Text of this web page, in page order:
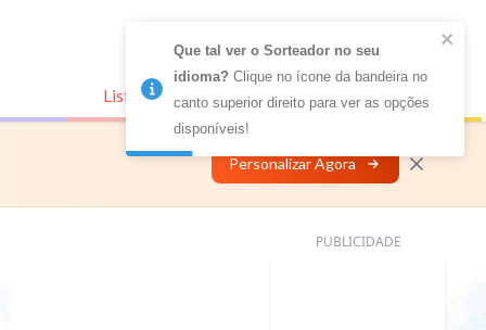
Listas Conectadas Personalizar
Personalizar Agora
PUBLICIDADE
Que tal ver o Sorteador no seu
idioma? Clique no ícone da bandeira no
canto superior direito para ver as opções
disponíveis!